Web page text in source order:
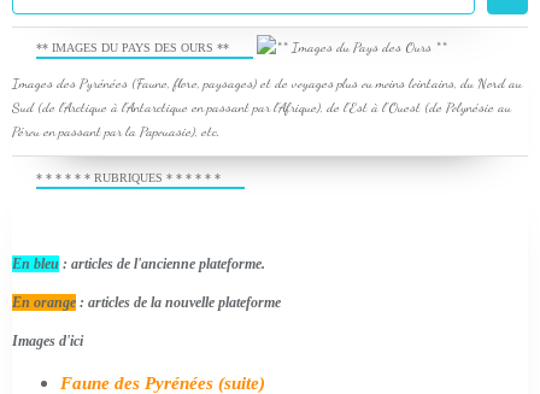
** IMAGES DU PAYS DES OURS **
Images des Pyrénées (Faune, flore, paysages) et de voyages plus ou moins lointains, du Nord au
Sud (de l'Arctique à l'Antarctique en passant par l'Afrique), de l'Est à l'Ouest (de Polynésie au
Pérou en passant par la Papouasie), etc.
* * * * * * RUBRIQUES * * * * * *
En bleu : articles de l'ancienne plateforme.
En orange : articles de la nouvelle plateforme
Images d'ici
Faune des Pyrénées (suite)